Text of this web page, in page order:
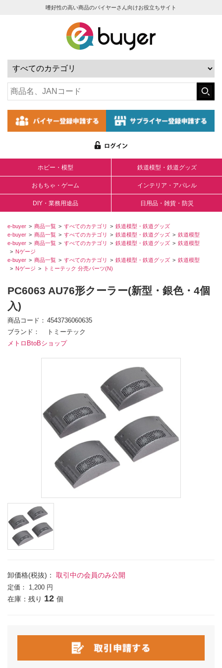
嗜好性の高い商品のバイヤーさん向けお役立ちサイト
ホビー・模型 鉄道模型・鉄道グッズ
おもちゃ・ゲーム インテリア・アパレル
DIY・業務用途品 日用品・雑貨・防災
e-buyer 商品一覧 すべてのカテゴリ
鉄道模型・鉄道グッズ
e-buyer
商品一覧 すべてのカテゴリ 鉄道模型・鉄道グッズ
鉄道模型
e-buyer
商品一覧 すべてのカテゴリ 鉄道模型・鉄道グッズ
鉄道模型
Nゲージ
e-buyer
商品一覧 すべてのカテゴリ 鉄道模型・鉄道グッズ
鉄道模型
Nゲージ
トミーテック 分売パーツ(N)
PC6063 AU76形クーラー(新型・銀色・4個
入)
商品コード
4543736060635
ブランド
トミーテック
メトロBtoBショップ
卸価格(税抜)： 取引中の会員のみ公開
定価： 1,200 円
在庫：残り 12 個